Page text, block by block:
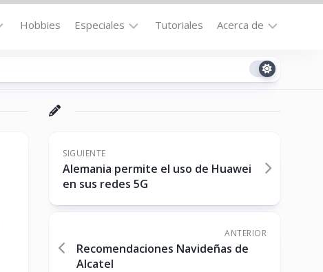
Hobbies Especiales
la
Destacados
Downloads
No-
Tutoriales Acerca de
Contacto
Cookie
(US)
SIGUIENTE
Alemania permite el uso de Huawei
en sus redes 5G
ANTERIOR
Recomendaciones Navideñas de
Alcatel